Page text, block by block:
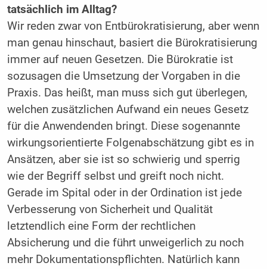
tatsächlich im Alltag?
Wir reden zwar von Entbürokratisierung, aber wenn
man genau hinschaut, basiert die Bürokratisierung
immer auf neuen Gesetzen. Die Bürokratie ist
sozusagen die Umsetzung der Vorgaben in die
Praxis. Das heißt, man muss sich gut überlegen,
welchen zusätzlichen Aufwand ein neues Gesetz
für die Anwendenden bringt. Diese sogenannte
wirkungsorientierte Folgenabschätzung gibt es in
Ansätzen, aber sie ist so schwierig und sperrig
wie der Begriff selbst und greift noch nicht.
Gerade im Spital oder in der Ordination ist jede
Verbesserung von Sicherheit und Qualität
letztendlich eine Form der rechtlichen
Absicherung und die führt unweigerlich zu noch
mehr Dokumentationspflichten. Natürlich kann